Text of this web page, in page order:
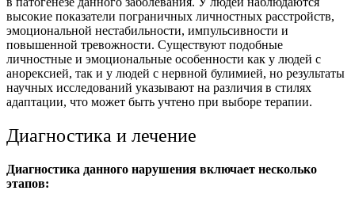
высокие показатели пограничных личностных расстройств,
эмоциональной нестабильности, импульсивности и
повышенной тревожности. Существуют подобные
личностные и эмоциональные особенности как у людей с
анорексией, так и у людей с нервной булимией, но результаты
научных исследований указывают на различия в стилях
адаптации, что может быть учтено при выборе терапии.
Диагностика и лечение
Диагностика данного нарушения включает несколько
этапов: